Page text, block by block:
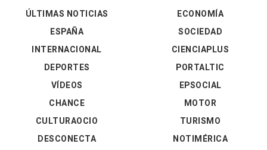
ÚLTIMAS NOTICIAS
ESPAÑA
INTERNACIONAL
DEPORTES
VÍDEOS
ECONOMÍA
SOCIEDAD
CIENCIAPLUS
PORTALTIC
EPSOCIAL
CHANCE
CULTURAOCIO
DESCONECTA
MOTOR
TURISMO
NOTIMÉRICA